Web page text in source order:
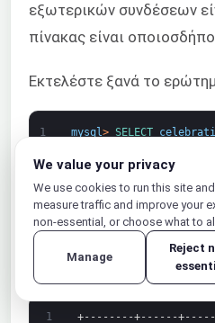
εξωτερικών συνδέσεων
πίνακας είναι
Εκτελέστε ξανά το
1
3
mysql> SELECT
LEFT JOIN vacation
Η εντολή θα επιστρέψει
και αν δεν έχει
εγγραφή στον δεξιό
1 +--------+------
We value your privacy
We use cookies to run this site
measure traffic and improve your
non-essential, or choose what to
Manage
Reject